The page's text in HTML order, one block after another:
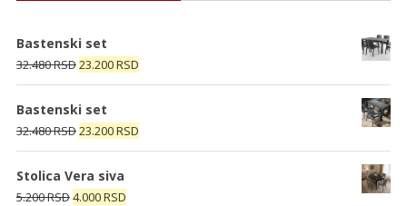
Bastenski set
32.480RSDOriginalna
cena
je
bila:
32.480 RSD.
23.200RSDTrenutna
cena
23.200 RSD.
Bastenski set
32.480RSDOriginalna
cena
je
bila:
23.200RSDTrenutna
cena
Stolica Vera siva
5.200RSDOriginalna
4.000RSDTrenutna